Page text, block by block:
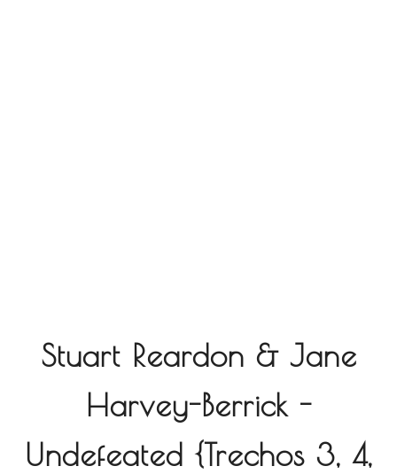
Stuart Reardon & Jane
Harvey-Berrick -
Undefeated {Trechos 3, 4,